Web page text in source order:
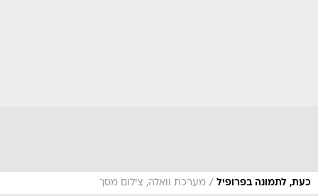
כעת, לתמונה בפרופיל / מערכת וואלה, צילום מסך